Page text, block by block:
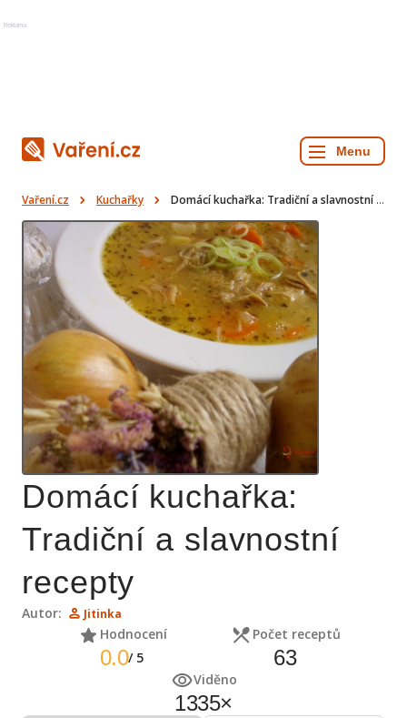
Reklama
Vaření.cz Kuchařky Domácí kuchařka: Tradiční a slavnostní recepty
Domácí kuchařka:
Tradiční a slavnostní
recepty
Autor: Jitinka
Hodnocení
0.0/ 5
Počet receptů
63
Viděno
1335×